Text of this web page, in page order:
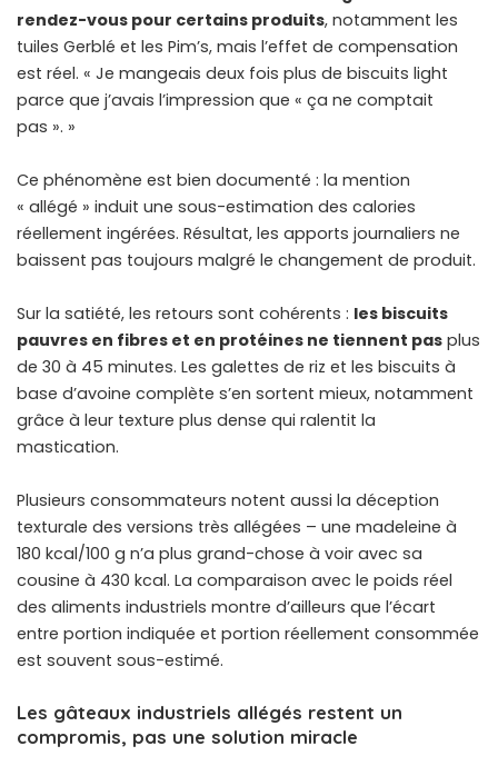
rendez-vous pour certains produits, notamment les
tuiles Gerblé et les Pim’s, mais l’effet de compensation
est réel. « Je mangeais deux fois plus de biscuits light
parce que j’avais l’impression que « ça ne comptait
pas ». »
Ce phénomène est bien documenté : la mention
« allégé » induit une sous-estimation des calories
réellement ingérées. Résultat, les apports journaliers ne
baissent pas toujours malgré le changement de produit.
Sur la satiété, les retours sont cohérents : les biscuits
pauvres en fibres et en protéines ne tiennent pas plus
de 30 à 45 minutes. Les galettes de riz et les biscuits à
base d’avoine complète s’en sortent mieux, notamment
grâce à leur texture plus dense qui ralentit la
mastication.
Plusieurs consommateurs notent aussi la déception
texturale des versions très allégées – une madeleine à
180 kcal/100 g n’a plus grand-chose à voir avec sa
cousine à 430 kcal. La comparaison avec le poids réel
des aliments industriels montre d’ailleurs que l’écart
entre portion indiquée et portion réellement consommée
est souvent sous-estimé.
Les gâteaux industriels allégés restent un
compromis, pas une solution miracle